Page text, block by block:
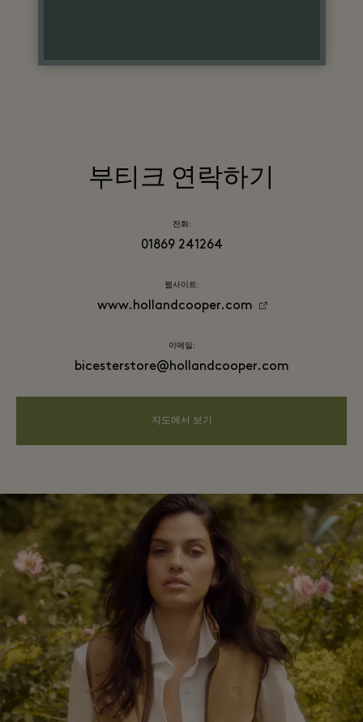
부티크 연락하기
전화:
01869 241264
웹사이트:
www.hollandcooper.com
이메일:
bicesterstore@hollandcooper.com
지도에서 보기